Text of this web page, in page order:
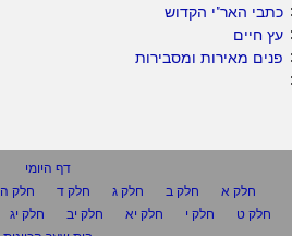
כתבי האר"י הקדוש
עץ חיים
פנים מאירות ומסבירות
דף היומי
חלק א
חלק ב חלק ג חלק ד חלק ה
חלק ט
חלק י חלק יא חלק יב חלק יג